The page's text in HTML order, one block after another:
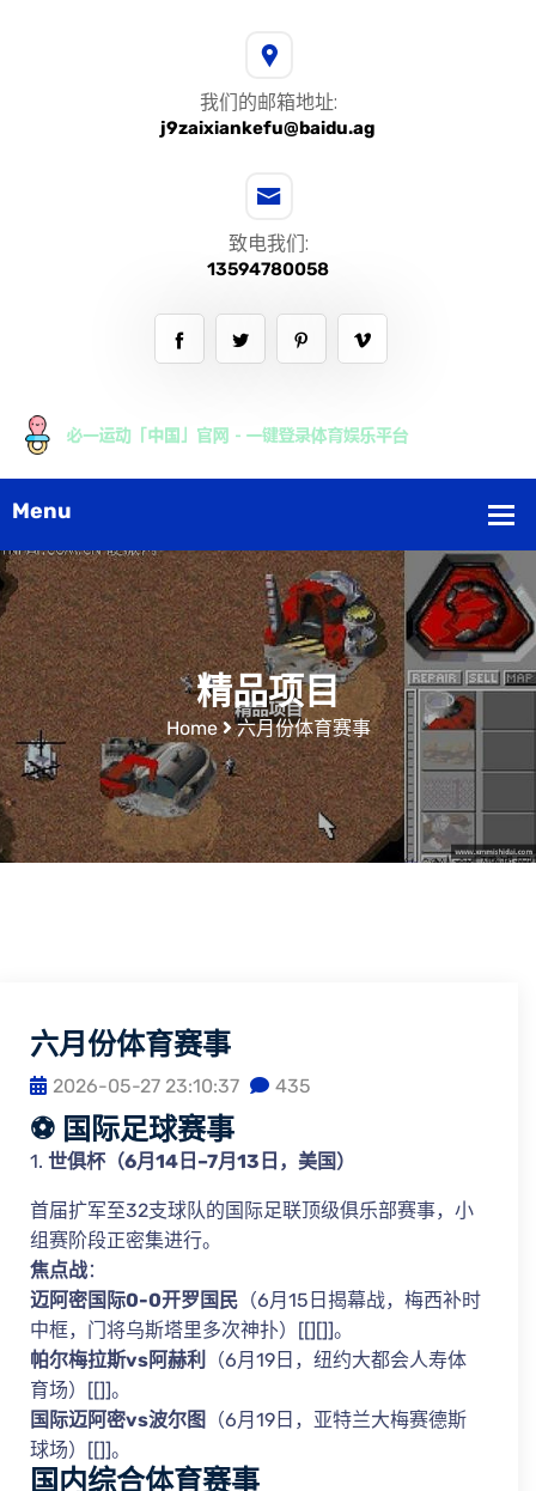
我们的邮箱地址:
j9zaixiankefu@baidu.ag
致电我们:
13594780058
精品项目
Home 六月份体育赛事
六月份体育赛事
2026-05-27 23:10:37 435
⚽ 国际足球赛事
1. 世俱杯（6月14日–7月13日，美国）
首届扩军至32支球队的国际足联顶级俱乐部赛事，小
组赛阶段正密集进行。
焦点战：
迈阿密国际0-0开罗国民 （6月15日揭幕战，梅西补时
中框，门将乌斯塔里多次神扑）[[][]]。
帕尔梅拉斯vs阿赫利
（6月19日，纽约大都会人寿体
育场）[[]]。
国际迈阿密vs波尔图
（6月19日，亚特兰大梅赛德斯
球场）[[]]。
国内综合体育赛事